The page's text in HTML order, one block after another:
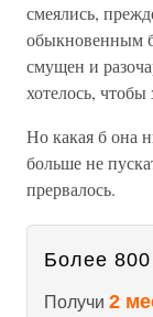
смеялись,
обыкновенным
смущен и
хотелось,
Но какая б она
больше не
прервалось.
Более 800
Получи 2